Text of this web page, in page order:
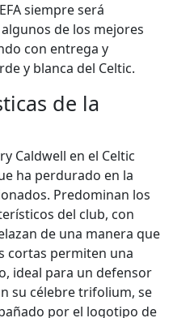
siempre será
de los mejores
con entrega y
y blanca del Celtic.
de la
Caldwell en el Celtic
ha perdurado en la
Predominan los
del club, con
de una manera que
cortas permiten una
ideal para un defensor
su célebre trifolium, se
por el logotipo de